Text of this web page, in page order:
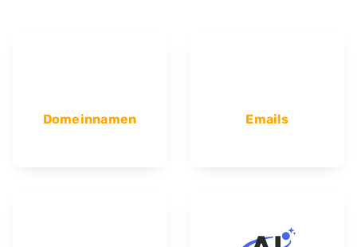
Domeinnamen Emails